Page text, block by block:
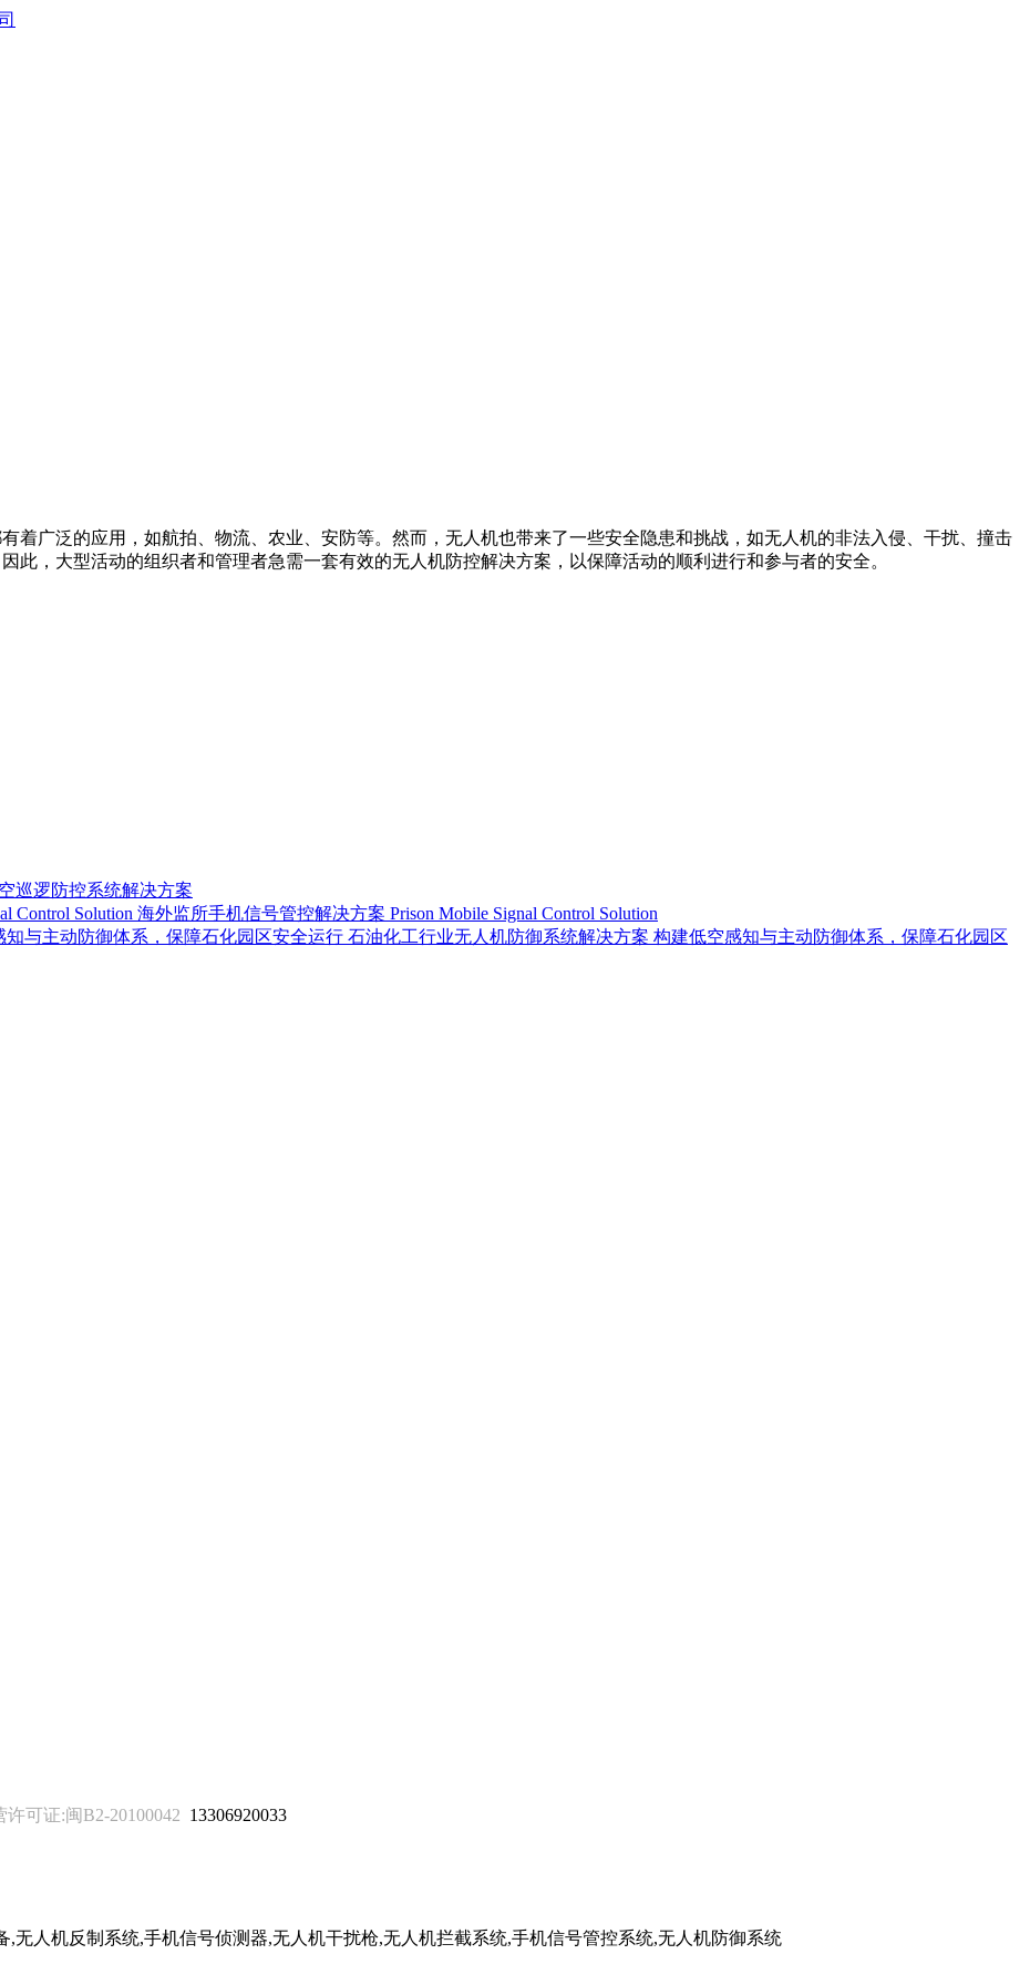
着广泛的应用，如航拍、物流、农业、安防等。然而，无人机也带来了一些安全隐患和挑战，如无人机的非法入侵、干扰、撞击
此，大型活动的组织者和管理者急需一套有效的无人机防控解决方案，以保障活动的顺利进行和参与者的安全。
巡逻防控系统解决方案
海外监所手机信号管控解决方案 Prison Mobile Signal Control Solution
石油化工行业无人机防御系统解决方案 构建低空感知与主动防御体系，保障石化园区
可证:闽B2-20100042 13306920033
无人机反制系统,手机信号侦测器,无人机干扰枪,无人机拦截系统,手机信号管控系统,无人机防御系统